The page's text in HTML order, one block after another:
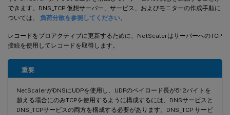
できます。DNS_TCP 仮想サーバー、サービス、およびモニターの作成手順に
ついては、 負荷分散を参照してください。
レコードをプロアクティブに更新するために、NetScalerはサーバーへのTCP
接続を使用してレコードを取得します。
重要
NetScalerがDNSにUDPを使用し、UDPのペイロード長が512バイトを
超える場合にのみTCPを使用するように構成するには、DNSサービスと
DNS_TCPサービスの両方を構成する必要があります。DNS_TCP サービ